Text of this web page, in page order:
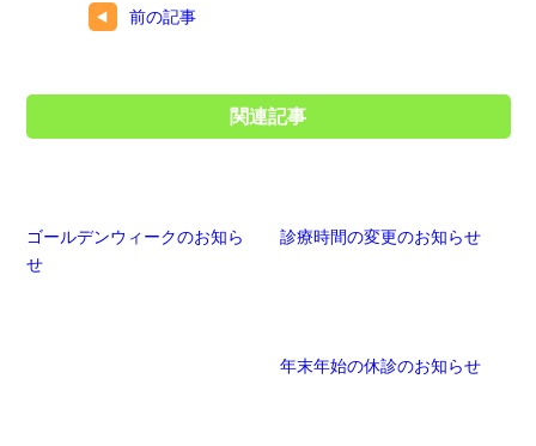
前の記事
関連記事
ゴールデンウィークのお知ら
せ
診療時間の変更のお知らせ
年末年始の休診のお知らせ